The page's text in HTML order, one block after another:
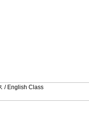
/ English Class